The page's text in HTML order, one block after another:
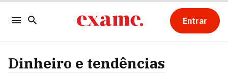
Entrar
Dinheiro e tendências